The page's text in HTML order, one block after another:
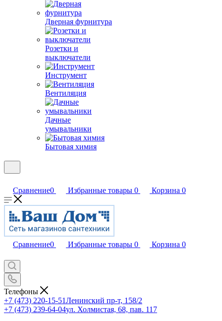
Дверная фурнитура
Розетки и
выключатели
Инструмент
Вентиляция
Дачные
умывальники
Бытовая химия
Сравнение0 Избранные товары 0 Корзина 0
Сравнение0 Избранные товары 0 Корзина 0
Телефоны
+7 (473) 220-15-51Ленинский пр-т, 158/2
+7 (473) 239-64-04ул. Холмистая, 68, пав. 117